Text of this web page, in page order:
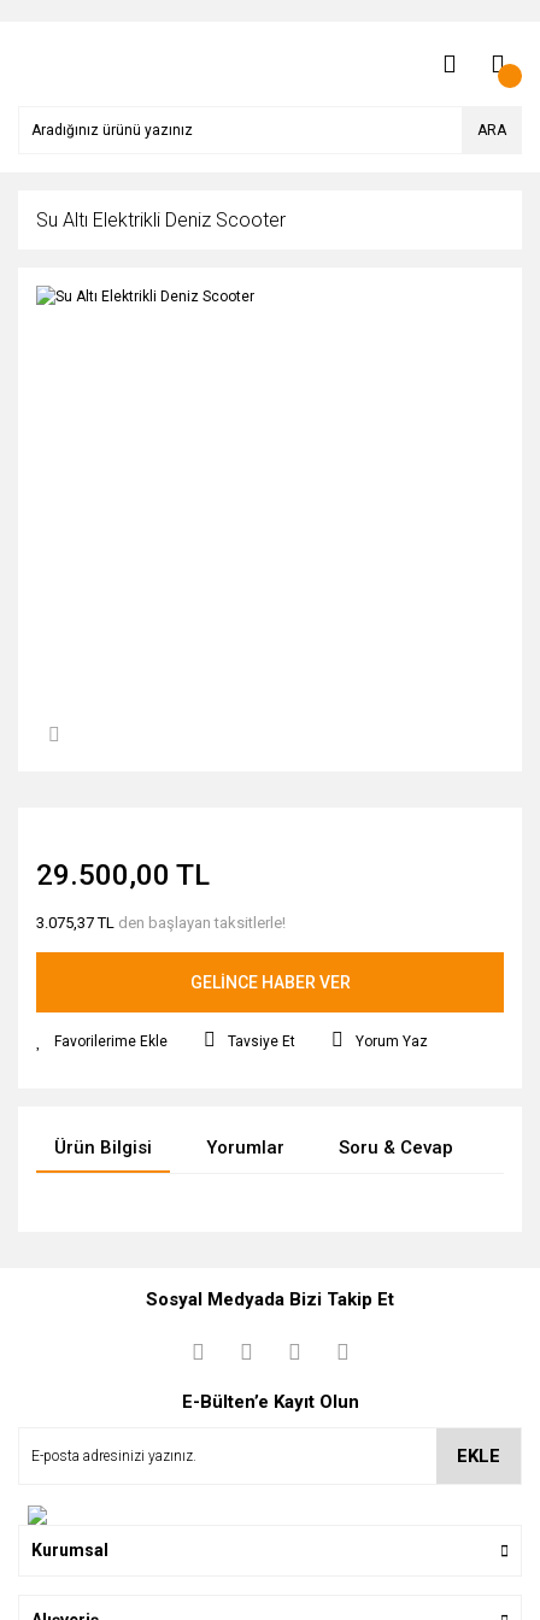
ARA
Su Altı Elektrikli Deniz Scooter
29.500,00 TL
3.075,37 TL den başlayan taksitlerle!
GELİNCE HABER VER
Tavsiye Et Yorum Yaz
Ürün Bilgisi Yorumlar Soru & Cevap
Sosyal Medyada Bizi Takip Et
E-Bülten’e Kayıt Olun
EKLE
Kurumsal